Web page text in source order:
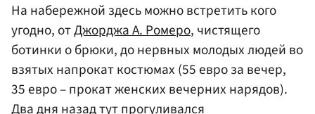
На набережной здесь можно встретить кого
угодно, отДжорджа А. Ромеро, чистящего
ботинки о брюки, до нервных молодых людей во
взятых напрокат костюмах (55 евро за вечер,
35 евро – прокат женских вечерних нарядов).
Два дня назад тут прогуливался